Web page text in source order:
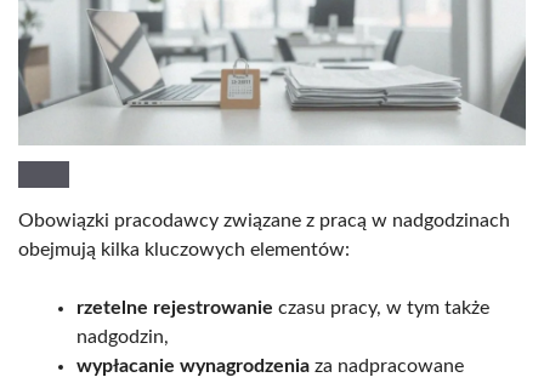
Obowiązki pracodawcy związane z pracą w nadgodzinach
obejmują kilka kluczowych elementów:
rzetelne rejestrowanie czasu pracy, w tym także
nadgodzin,
wypłacanie wynagrodzenia za nadpracowane